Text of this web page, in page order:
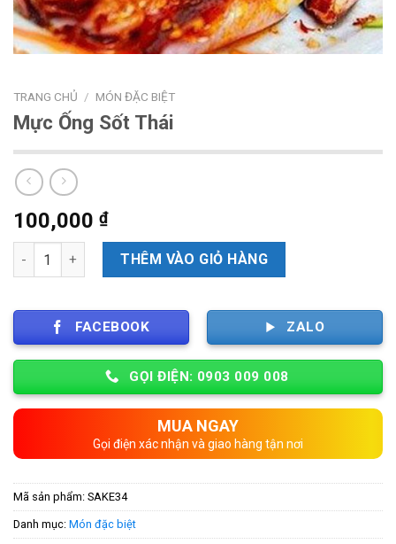
TRANG CHỦ / MÓN ĐẶC BIỆT
Mực Ống Sốt Thái
100,000 ₫
Số lượng THÊM VÀO GIỎ HÀNG
FACEBOOK ZALO
GỌI ĐIỆN: 0903 009 008
MUA NGAY
Gọi điện xác nhận và giao hàng tận nơi
Mã sản phẩm: SAKE34
Danh mục: Món đặc biệt